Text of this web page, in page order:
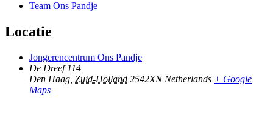
Team Ons Pandje
Locatie
Jongerencentrum Ons Pandje
De Dreef 114
Den Haag Zuid-Holland 2542XN Netherlands + Google
Maps